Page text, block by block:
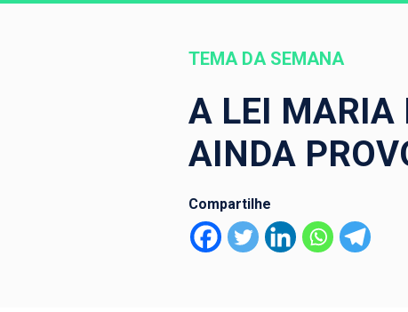
TEMA DA SEMANA
A LEI MARIA
AINDA
Compartilhe